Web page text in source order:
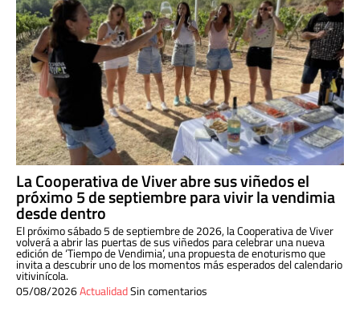
La Cooperativa de Viver abre sus viñedos el
próximo 5 de septiembre para vivir la vendimia
desde dentro
El próximo sábado 5 de septiembre de 2026, la Cooperativa de Viver
volverá a abrir las puertas de sus viñedos para celebrar una nueva
edición de ‘Tiempo de Vendimia’, una propuesta de enoturismo que
invita a descubrir uno de los momentos más esperados del calendario
vitivinícola.
05/08/2026ActualidadSin comentarios